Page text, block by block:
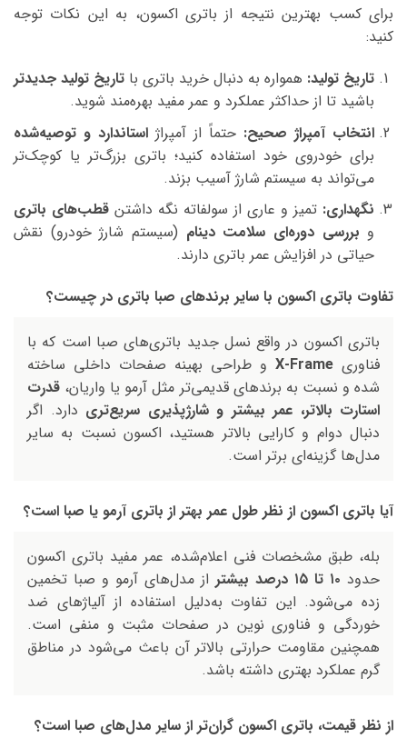
برای کسب بهترین نتیجه از باتری اکسون، به این نکات توجه
کنید:
تاریخ تولید: همواره به دنبال خرید باتری با تاریخ تولید جدیدتر
باشید تا از حداکثر عملکرد و عمر مفید بهره‌مند شوید.
انتخاب آمپراژ صحیح: حتماً از آمپراژ استاندارد و توصیه‌شده
برای خودروی خود استفاده کنید؛ باتری بزرگ‌تر یا کوچک‌تر
می‌تواند به سیستم شارژ آسیب بزند.
نگهداری: تمیز و عاری از سولفاته نگه داشتن قطب‌های باتری
و بررسی دوره‌ای سلامت دینام (سیستم شارژ خودرو) نقش
حیاتی در افزایش عمر باتری دارند.
تفاوت باتری اکسون با سایر برندهای صبا باتری در چیست؟
باتری اکسون در واقع نسل جدید باتری‌های صبا است که با
فناوری X-Frame و طراحی بهینه صفحات داخلی ساخته
شده و نسبت به برندهای قدیمی‌تر مثل آرمو یا واریان، قدرت
استارت بالاتر، عمر بیشتر و شارژپذیری سریع‌تری دارد. اگر
دنبال دوام و کارایی بالاتر هستید، اکسون نسبت به سایر
مدل‌ها گزینه‌ای برتر است.
آیا باتری اکسون از نظر طول عمر بهتر از باتری آرمو یا صبا است؟
بله، طبق مشخصات فنی اعلام‌شده، عمر مفید باتری اکسون
حدود ۱۰ تا ۱۵ درصد بیشتر
از مدل‌های آرمو و صبا تخمین
زده می‌شود. این تفاوت به‌دلیل استفاده از آلیاژهای ضد
خوردگی و فناوری نوین در صفحات مثبت و منفی است.
همچنین مقاومت حرارتی بالاتر آن باعث می‌شود در مناطق
گرم عملکرد بهتری داشته باشد.
از نظر قیمت، باتری اکسون گران‌تر از سایر مدل‌های صبا است؟